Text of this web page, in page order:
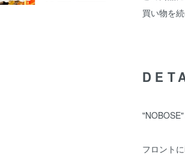
買い物を
フロント